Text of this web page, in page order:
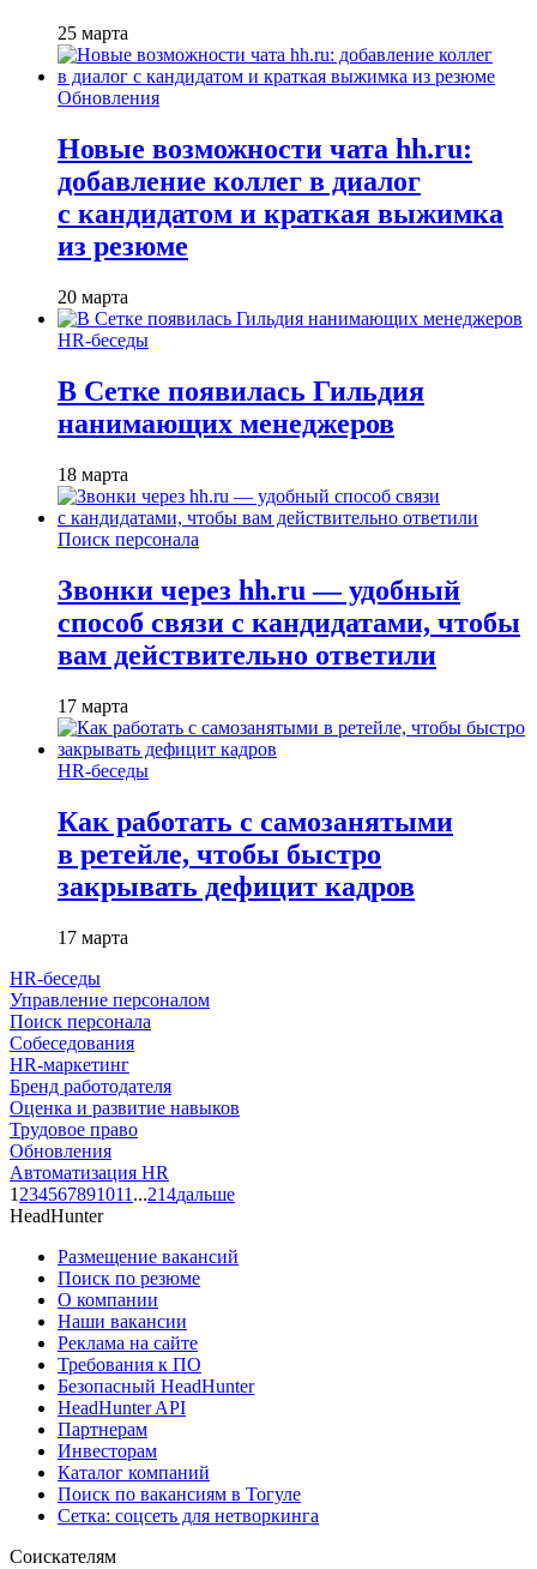
25 марта
Обновления
Новые возможности чата hh.ru:
добавление коллег в диалог
с кандидатом и краткая выжимка
из резюме
20 марта
HR-беседы
В Сетке появилась Гильдия
нанимающих менеджеров
18 марта
Поиск персонала
Звонки через hh.ru — удобный
способ связи с кандидатами, чтобы
вам действительно ответили
17 марта
HR-беседы
Как работать с самозанятыми
в ретейле, чтобы быстро
закрывать дефицит кадров
17 марта
HR-беседы
Управление персоналом
Поиск персонала
Собеседования
HR-маркетинг
Бренд работодателя
Оценка и развитие навыков
Трудовое право
Обновления
Автоматизация HR
1 234567891011 ...214дальше
HeadHunter
Размещение вакансий
Поиск по резюме
О компании
Наши вакансии
Реклама на сайте
Требования к ПО
Безопасный HeadHunter
HeadHunter API
Партнерам
Инвесторам
Каталог компаний
Поиск по вакансиям в Тогуле
Сетка: соцсеть для нетворкинга
Соискателям